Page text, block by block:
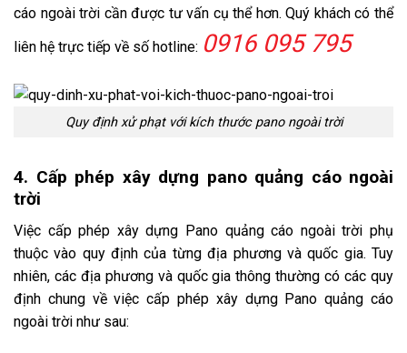
cáo ngoài trời cần được tư vấn cụ thể hơn. Quý khách có thể
liên hệ trực tiếp về số hotline: 0916 095 795
Quy định xử phạt với kích thước pano ngoài trời
4. Cấp phép xây dựng pano quảng cáo ngoài
trời
Việc cấp phép xây dựng Pano quảng cáo ngoài trời phụ
thuộc vào quy định của từng địa phương và quốc gia. Tuy
nhiên, các địa phương và quốc gia thông thường có các quy
định chung về việc cấp phép xây dựng Pano quảng cáo
ngoài trời như sau: